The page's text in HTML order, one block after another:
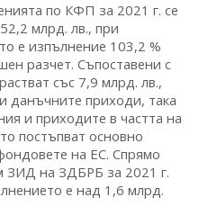
по КФП за 2021 г. се
млрд. лв., при
е изпълнение 103,2 %
разчет. Съпоставени с
със 7,9 млрд. лв.,
данъчните приходи, така
и приходите в частта на
постъпват основно
на ЕС. Спрямо
ЗИД на ЗДБРБ за 2021 г.
е над 1,6 млрд.